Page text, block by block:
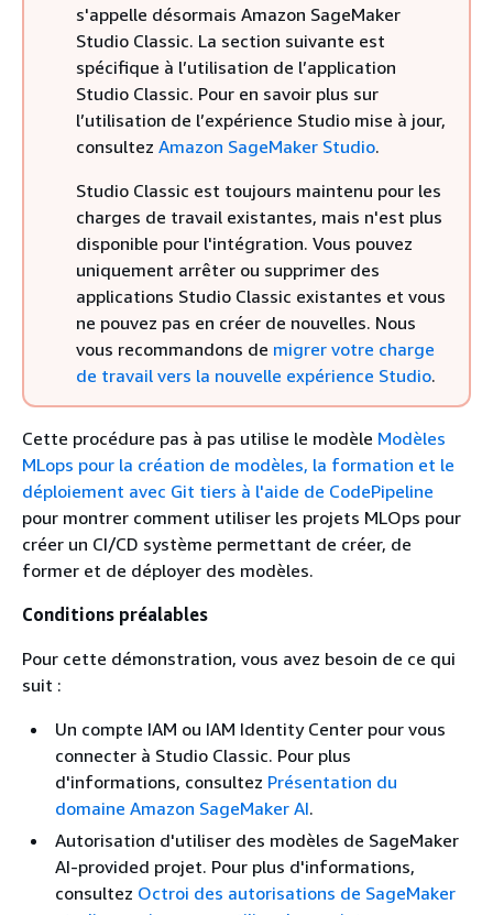
s'appelle désormais Amazon SageMaker
Studio Classic. La section suivante est
spécifique à l’utilisation de l’application
Studio Classic. Pour en savoir plus sur
l’utilisation de l’expérience Studio mise à jour,
consultez Amazon SageMaker Studio.
Studio Classic est toujours maintenu pour les
charges de travail existantes, mais n'est plus
disponible pour l'intégration. Vous pouvez
uniquement arrêter ou supprimer des
applications Studio Classic existantes et vous
ne pouvez pas en créer de nouvelles. Nous
vous recommandons de migrer votre charge
de travail vers la nouvelle expérience Studio.
Cette procédure pas à pas utilise le modèle Modèles
MLops pour la création de modèles, la formation et le
déploiement avec Git tiers à l'aide de CodePipeline
pour montrer comment utiliser les projets MLOps pour
créer un CI/CD système permettant de créer, de
former et de déployer des modèles.
Conditions préalables
Pour cette démonstration, vous avez besoin de ce qui
suit :
Un compte IAM ou IAM Identity Center pour vous
connecter à Studio Classic. Pour plus
d'informations, consultez Présentation du
domaine Amazon SageMaker AI.
Autorisation d'utiliser des modèles de SageMaker
AI-provided projet. Pour plus d'informations,
consultez Octroi des autorisations de SageMaker